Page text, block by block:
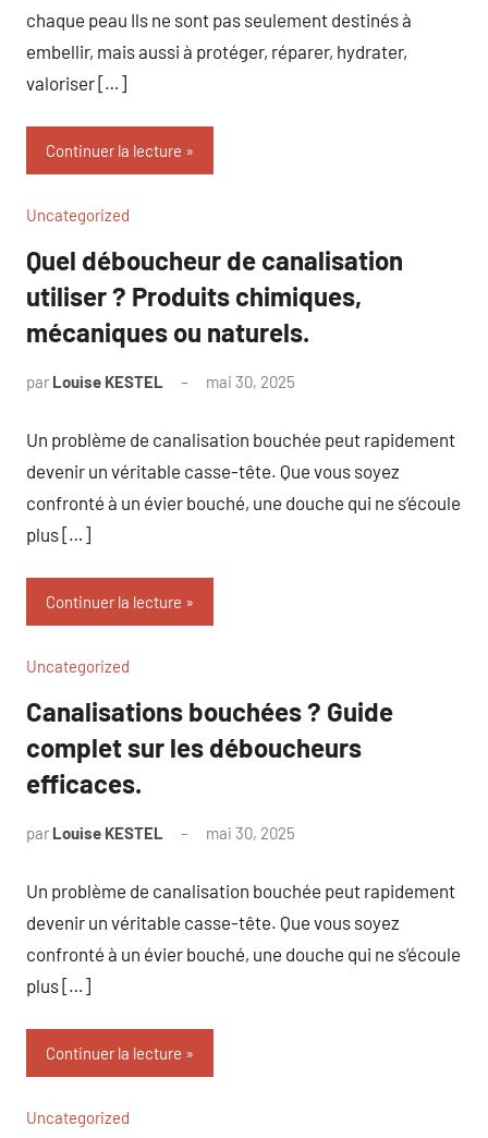
chaque peau Ils ne sont pas seulement destinés à
embellir, mais aussi à protéger, réparer, hydrater,
valoriser […]
Continuer la lecture
Uncategorized
Quel déboucheur de canalisation
utiliser ? Produits chimiques,
mécaniques ou naturels.
par Louise KESTEL mai 30, 2025
Un problème de canalisation bouchée peut rapidement
devenir un véritable casse-tête. Que vous soyez
confronté à un évier bouché, une douche qui ne s’écoule
plus […]
Continuer la lecture
Uncategorized
Canalisations bouchées ? Guide
complet sur les déboucheurs
efficaces.
par Louise KESTEL mai 30, 2025
Un problème de canalisation bouchée peut rapidement
devenir un véritable casse-tête. Que vous soyez
confronté à un évier bouché, une douche qui ne s’écoule
plus […]
Continuer la lecture
Uncategorized